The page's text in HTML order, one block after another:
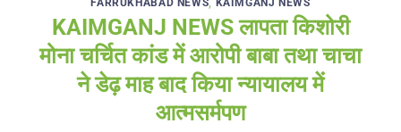
KAIMGANJ NEWS लापता किशोरी
मोना चर्चित कांड में आरोपी बाबा तथा चाचा
ने डेढ़ माह बाद किया न्यायालय में
आत्मसर्मपण